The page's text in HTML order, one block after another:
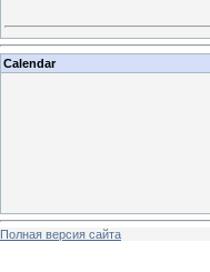
Calendar
Полная версия сайта